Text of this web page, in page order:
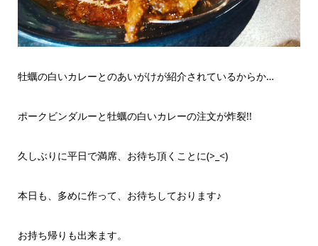
牡蠣の白いカレーとのあいがけが紹介されているからか…
ポークビンダルーと牡蠣の白いカレーの注文が炸裂!!
久しぶりに平日で満席、お待ち頂くことに(>_<)
本日も、多めに作って、お待ちしております♪
お持ち帰りも出来ます。